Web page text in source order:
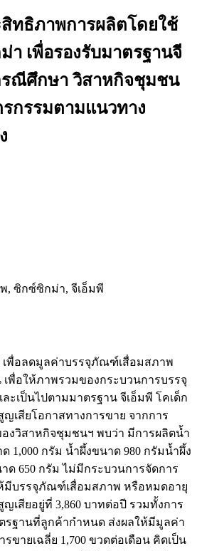
สิทธิภาพการผลิตโดยใช้
เพื่อรองรับมาตรฐานจี
รณีศึกษา วิสาหกิจชุมชน
กรรมตามแนวทาง
, ซิกซ์ซิกม่า, จีเอ็มพี
เพื่อลดมูลค่าบรรจุภัณฑ์เสื่อมสภาพ
พื่อให้ภาพรวมของกระบวนการบรรจุ
ะเป็นไปตามมาตรฐาน จีเอ็มพี โคเด็ก
เสียโอกาสทางการขาย จากการ
งวิสาหกิจชุมชนฯ พบว่า มีการผลิตน้ำ
1,000 กรัม น้ำผึ้งขนาด 980 กรัมน้ำผึ้ง
ด 650 กรัม ไม่มีกระบวนการจัดการ
บรรจุภัณฑ์เสื่อมสภาพ หรือหมดอายุ
เสียอยู่ที่ 3,860 บาทต่อปี รวมทั้งการ
รฐานที่ลูกค้ากำหนด ส่งผลให้มีมูลค่า
ขายเฉลี่ย 1,700 ขวดต่อเดือน คิดเป็น